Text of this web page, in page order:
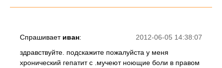
2012-06-05 14:38:07
Спрашивает иван:
здравствуйте. подскажите пожалуйста у меня
хронический гепатит с .мучеют ноющие боли в правом